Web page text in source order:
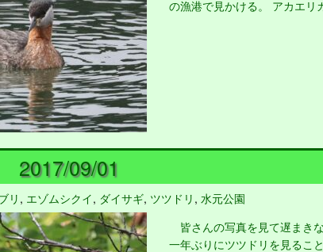
の漁港で見かける。 アカエリ
2017/09/01
リ, エゾムシクイ, ダイサギ, ツツドリ , 水元公園
皆さんの写真を見て遅まき
一年ぶりにツツドリを見るこ